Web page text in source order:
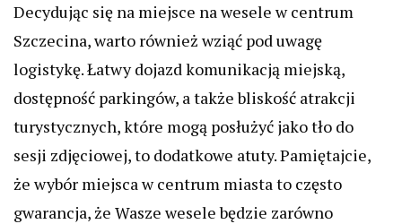
Decydując się na miejsce na wesele w centrum
Szczecina, warto również wziąć pod uwagę
logistykę. Łatwy dojazd komunikacją miejską,
dostępność parkingów, a także bliskość atrakcji
turystycznych, które mogą posłużyć jako tło do
sesji zdjęciowej, to dodatkowe atuty. Pamiętajcie,
że wybór miejsca w centrum miasta to często
gwarancja, że Wasze wesele będzie zarówno